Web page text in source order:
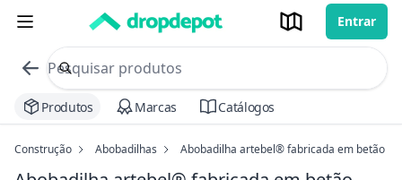
Entrar
commerce search no header
Procurar
Produtos Marcas Catálogos
Construção Abobadilhas Abobadilha artebel® fabricada em betão